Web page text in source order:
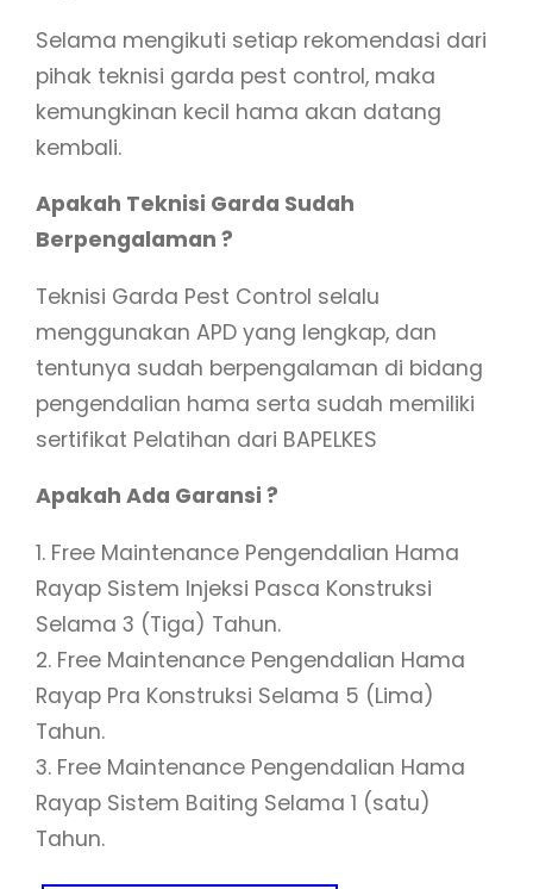
Selama mengikuti setiap rekomendasi dari
pihak teknisi garda pest control, maka
kemungkinan kecil hama akan datang
kembali.
Apakah Teknisi Garda Sudah
Berpengalaman ?
Teknisi Garda Pest Control selalu
menggunakan APD yang lengkap, dan
tentunya sudah berpengalaman di bidang
pengendalian hama serta sudah memiliki
sertifikat Pelatihan dari BAPELKES
Apakah Ada Garansi ?
1. Free Maintenance Pengendalian Hama
Rayap Sistem Injeksi Pasca Konstruksi
Selama 3 (Tiga) Tahun.
2. Free Maintenance Pengendalian Hama
Rayap Pra Konstruksi Selama 5 (Lima)
Tahun.
3. Free Maintenance Pengendalian Hama
Rayap Sistem Baiting Selama 1 (satu)
Tahun.